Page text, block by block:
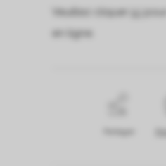
Veuillez cliquer ici
en ligne.